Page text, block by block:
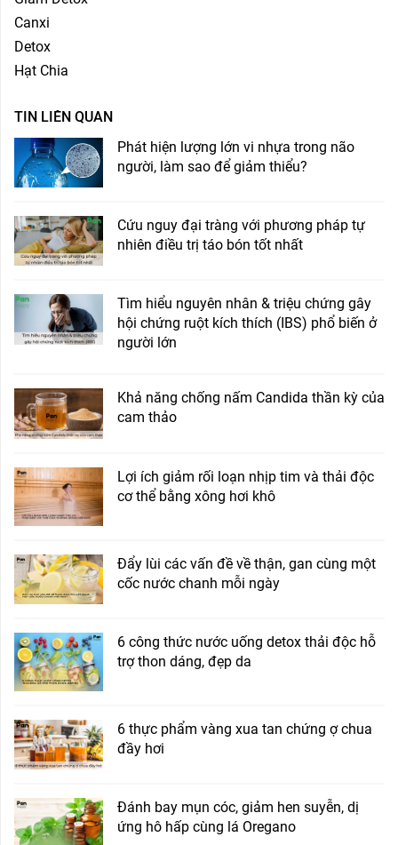
Canxi
Detox
Hạt Chia
TIN LIÊN QUAN
Phát hiện lượng lớn vi nhựa trong não
người, làm sao để giảm thiểu?
Cứu nguy đại tràng với phương pháp tự
nhiên điều trị táo bón tốt nhất
Tìm hiểu nguyên nhân & triệu chứng gây
hội chứng ruột kích thích (IBS) phổ biến ở
người lớn
Khả năng chống nấm Candida thần kỳ của
cam thảo
Lợi ích giảm rối loạn nhịp tim và thải độc
cơ thể bằng xông hơi khô
Đẩy lùi các vấn đề về thận, gan cùng một
cốc nước chanh mỗi ngày
6 công thức nước uống detox thải độc hỗ
trợ thon dáng, đẹp da
6 thực phẩm vàng xua tan chứng ợ chua
đầy hơi
Đánh bay mụn cóc, giảm hen suyễn, dị
ứng hô hấp cùng lá Oregano